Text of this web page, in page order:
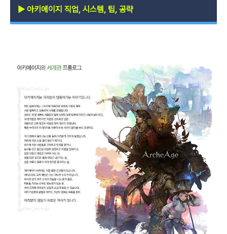
▶ 아키에이지 직업, 시스템, 팁, 공략